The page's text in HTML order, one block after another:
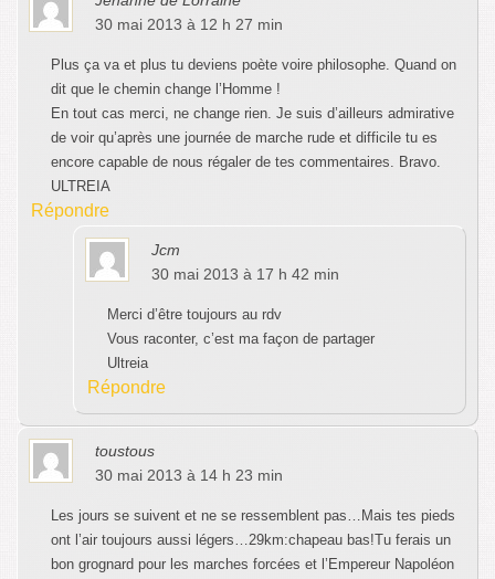
30 mai 2013 à 12 h 27 min
Plus ça va et plus tu deviens poète voire philosophe. Quand on
dit que le chemin change l’Homme !
En tout cas merci, ne change rien. Je suis d’ailleurs admirative
de voir qu’après une journée de marche rude et difficile tu es
encore capable de nous régaler de tes commentaires. Bravo.
ULTREIA
Répondre
Jcm
30 mai 2013 à 17 h 42 min
Merci d’être toujours au rdv
Vous raconter, c’est ma façon de partager
Ultreia
Répondre
toustous
30 mai 2013 à 14 h 23 min
Les jours se suivent et ne se ressemblent pas…Mais tes pieds
ont l’air toujours aussi légers…29km:chapeau bas!Tu ferais un
bon grognard pour les marches forcées et l’Empereur Napoléon